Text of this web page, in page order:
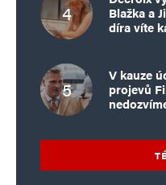
Blažka a
díra víte
V kauze
projevů